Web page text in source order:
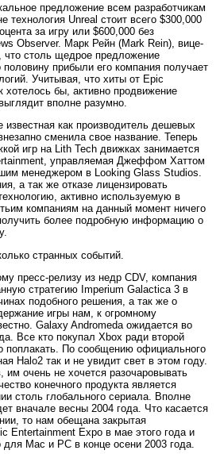
предложение всем разработчикам
технология Unreal стоит всего $300,000
за игру или $600,000 без
Observer. Марк Рейн (Mark Rein), вице-
что столь щедрое предложение
прибыли его компания получает
Учитывая, что хиты от Epic
хотелось бы, активно продвижение
вполне разумно.
известная как производитель дешевых
сменила свое название. Теперь
игр на Lith Tech движках занимается
управляемая Джеффом Хаттом
менеджером в Looking Glass Studios.
а так же отказе лицензировать
активно используемую в
компаниям на данный момент ничего
более подробную информацию о
странных событий.
пресс-релизу из недр CDV, компания
стратегию Imperium Galactica 3 в
подобного решения, а так же о
игры нам, к огромному
Galaxy Andromeda ожидается во
Все кто покупал Xbox ради второй
поплакать. По сообщению официального
Halo2 так и не увидит свет в этом году.
им очень не хочется разочаровывать
конечного продукта является
столь глобального сериала. Вполне
вначале весны 2004 года. Что касается
то нам обещана закрытая
Entertainment Expo в мае этого года и
Mac и PC в конце осени 2003 года.